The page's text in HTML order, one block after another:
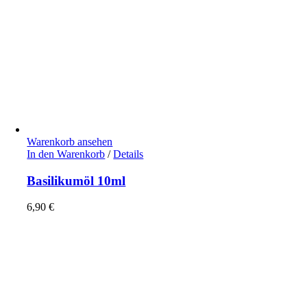
Warenkorb ansehen
In den Warenkorb / Details
Basilikumöl 10ml
6,90€